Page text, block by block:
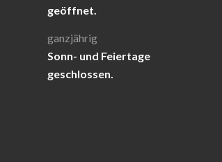
geöffnet.
ganzjährig
Sonn- und Feiertage
geschlossen.